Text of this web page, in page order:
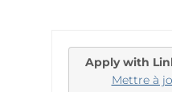
Apply with
Mettre à